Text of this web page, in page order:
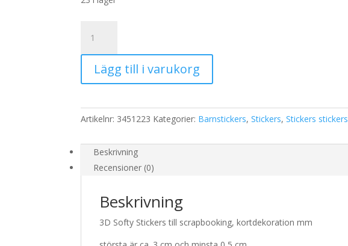
Prinsessa
mängd
Lägg till i varukorg
Artikelnr: 3451223 Kategorier: Barnstickers,Stickers,Stickers stickers
Beskrivning
Recensioner (0)
Beskrivning
3D Softy Stickers till scrapbooking, kortdekoration mm